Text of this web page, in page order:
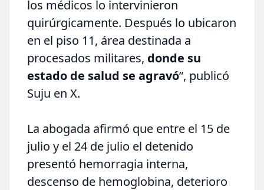
los médicos lo intervinieron
quirúrgicamente. Después lo ubicaron
en el piso 11, área destinada a
procesados militares, donde su
estado de salud se agravó”, publicó
Suju en X.
La abogada afirmó que entre el 15 de
julio y el 24 de julio el detenido
presentó hemorragia interna,
descenso de hemoglobina, deterioro